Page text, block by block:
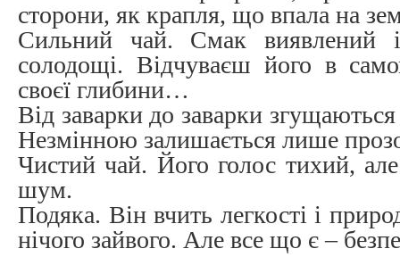
сторони, як крапля, що впала на
Сильний чай. Смак виявлений
солодощі. Відчуваєш його в
своєї глибини…
Від заварки до заварки
Незмінною залишається лише
Чистий чай. Його голос тихий,
шум.
Подяка. Він вчить легкості і
нічого зайвого. Але все що є –